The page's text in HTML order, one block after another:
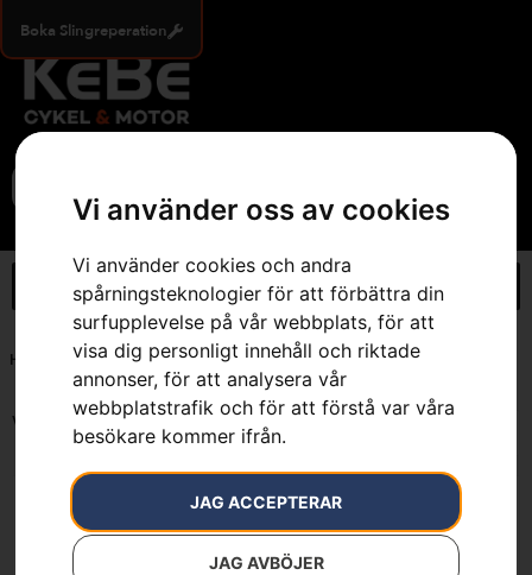
Vi använder oss av cookies
Vi använder cookies och andra
spårningsteknologier för att förbättra din
surfupplevelse på vår webbplats, för att
visa dig personligt innehåll och riktade
annonser, för att analysera vår
webbplatstrafik och för att förstå var våra
besökare kommer ifrån.
JAG ACCEPTERAR
JAG AVBÖJER
Boka Slingreperation
Hem 10 mm
Visar alla 3 resultat